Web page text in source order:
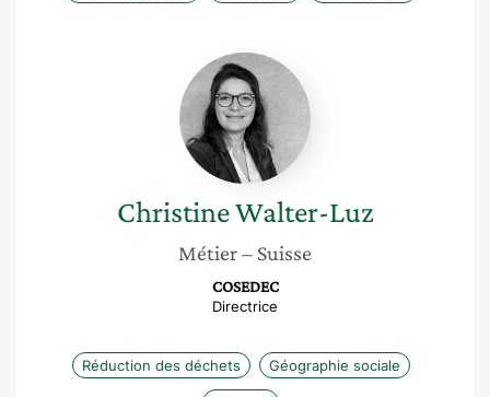
Christine
Walter-
Luz
ChristineWalter-Luz
Métier– Suisse
COSEDEC
Directrice
Réduction des déchets Géographie sociale